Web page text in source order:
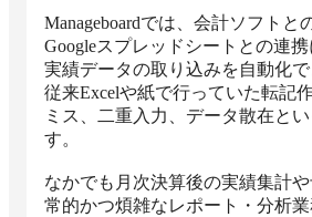
Manageboardでは、会計ソフトと
Googleスプレッドシートとの連
実績データの取り込みを自動化で
従来Excelや紙で行っていた転記
ミス、二重入力、データ散在と
す。
なかでも月次決算後の実績集計
常的かつ煩雑なレポート・分析